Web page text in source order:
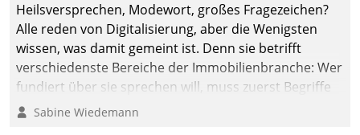
Heilsversprechen, Modewort, großes Fragezeichen?
Alle reden von Digitalisierung, aber die Wenigsten
wissen, was damit gemeint ist. Denn sie betrifft
verschiedenste Bereiche der Immobilienbranche: Wer
fundiert über sie sprechen will, muss zuerst Begriffe
klären. Ein Aspekt ist die betriebliche Optimierung:
Sabine Wiedemann